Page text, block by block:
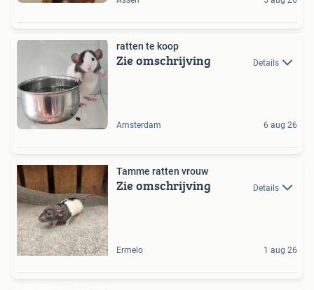
ratten te koop
Zie omschrijving Details
Amsterdam 6 aug 26
Tamme ratten vrouw
Zie omschrijving Details
Ermelo 1 aug 26